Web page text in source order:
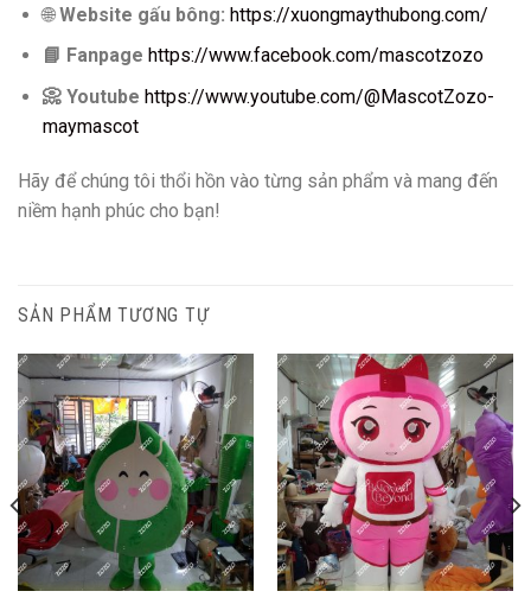
🌐Website gấu bông: https://xuongmaythubong.com/
📘 Fanpage https://www.facebook.com/mascotzozo
📀 Youtube https://www.youtube.com/@MascotZozo-
maymascot
Hãy để chúng tôi thổi hồn vào từng sản phẩm và mang đến
niềm hạnh phúc cho bạn!
SẢN PHẨM TƯƠNG TỰ